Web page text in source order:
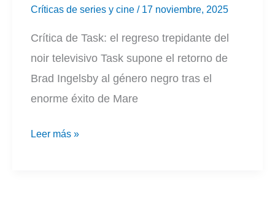
Críticas de series y cine / 17 noviembre, 2025
Crítica de Task: el regreso trepidante del
noir televisivo Task supone el retorno de
Brad Ingelsby al género negro tras el
enorme éxito de Mare
Crítica
Leer más »